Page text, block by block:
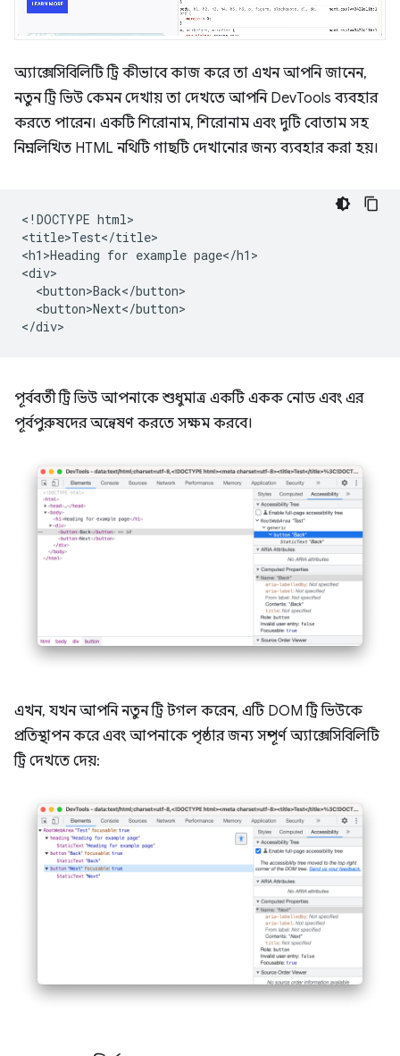
অ্যাক্সেসিবিলিটি ট্রি কীভাবে কাজ করে তা এখন আপনি জানেন,
নতুন ট্রি ভিউ কেমন দেখায় তা দেখতে আপনি DevTools ব্যবহার
করতে পারেন। একটি শিরোনাম, শিরোনাম এবং দুটি বোতাম সহ
নিম্নলিখিত HTML নথিটি গাছটি দেখানোর জন্য ব্যবহার করা হয়।
<!DOCTYPE html>
<title>Test</title>
<h1>Heading for example page</h1>
<div>
  <button>Back</button>
  <button>Next</button>
পূর্ববর্তী ট্রি ভিউ আপনাকে শুধুমাত্র একটি একক নোড এবং এর
পূর্বপুরুষদের অন্বেষণ করতে সক্ষম করবে।
এখন, যখন আপনি নতুন ট্রি টগল করেন, এটি DOM ট্রি ভিউকে
প্রতিস্থাপন করে এবং আপনাকে পৃষ্ঠার জন্য সম্পূর্ণ অ্যাক্সেসিবিলিটি
ট্রি দেখতে দেয়: